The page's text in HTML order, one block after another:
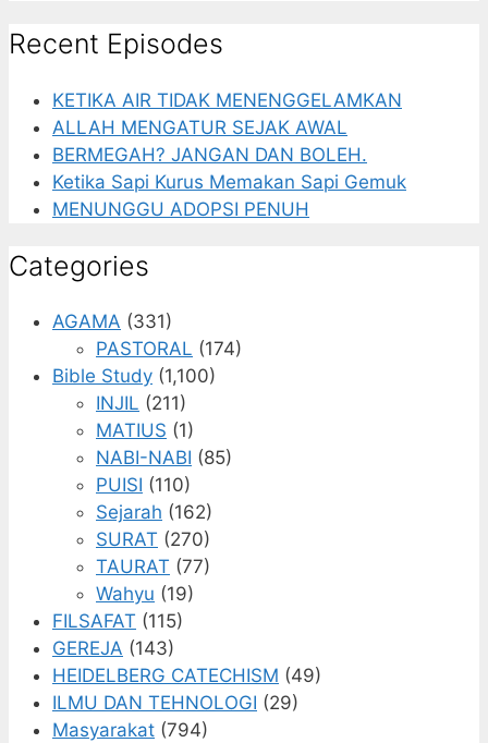
Recent Episodes
KETIKA AIR TIDAK MENENGGELAMKAN
ALLAH MENGATUR SEJAK AWAL
BERMEGAH? JANGAN DAN BOLEH.
Ketika Sapi Kurus Memakan Sapi Gemuk
MENUNGGU ADOPSI PENUH
Categories
AGAMA (331)
PASTORAL (174)
Bible Study (1,100)
INJIL (211)
MATIUS (1)
NABI-NABI (85)
PUISI (110)
Sejarah (162)
SURAT (270)
TAURAT (77)
Wahyu (19)
FILSAFAT (115)
GEREJA (143)
HEIDELBERG CATECHISM (49)
ILMU DAN TEHNOLOGI (29)
Masyarakat (794)